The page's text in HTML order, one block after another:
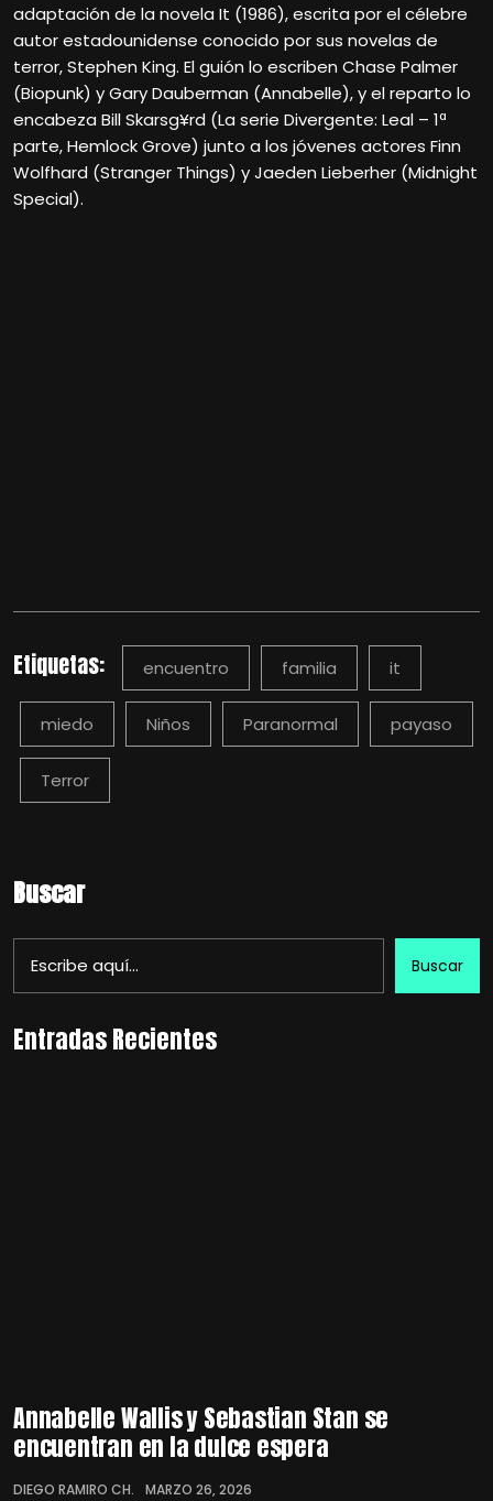
adaptación de la novela It (1986), escrita por el célebre
autor estadounidense conocido por sus novelas de
terror, Stephen King. El guión lo escriben Chase Palmer
(Biopunk) y Gary Dauberman (Annabelle), y el reparto lo
encabeza Bill Skarsg¥rd (La serie Divergente: Leal – 1ª
parte, Hemlock Grove) junto a los jóvenes actores Finn
Wolfhard (Stranger Things) y Jaeden Lieberher (Midnight
Special).
Etiquetas: encuentro familia it
miedo Niños Paranormal payaso
Terror
Buscar
Buscar
Entradas Recientes
Annabelle Wallis y Sebastian Stan se
encuentran en la dulce espera
DIEGO RAMIRO CH. MARZO 26, 2026